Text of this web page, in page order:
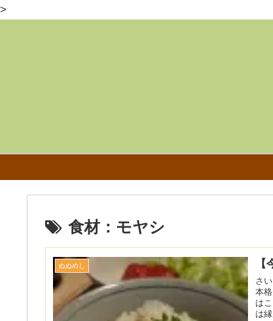
>
食材：モヤシ
ぬぬめし
さ
本
は
は